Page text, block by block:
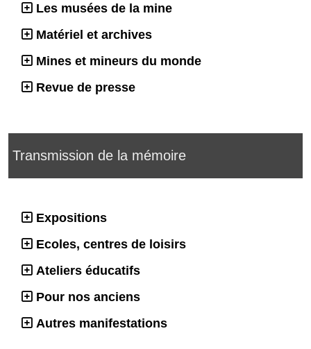
Les musées de la mine
Matériel et archives
Mines et mineurs du monde
Revue de presse
Transmission de la mémoire
Expositions
Ecoles, centres de loisirs
Ateliers éducatifs
Pour nos anciens
Autres manifestations